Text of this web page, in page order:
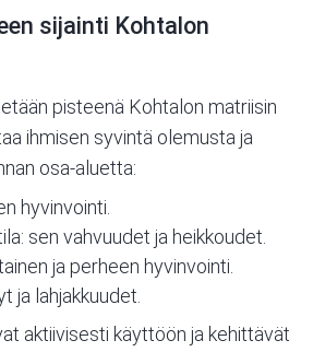
sijainti Kohtalon
pisteenä Kohtalon matriisin
ihmisen syvintä olemusta ja
osa-aluetta:
hyvinvointi.
sen vahvuudet ja heikkoudet.
ja perheen hyvinvointi.
ja lahjakkuudet.
aktiivisesti käyttöön ja kehittävät